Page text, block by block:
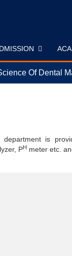
Of Dental
department is
PH meter etc.